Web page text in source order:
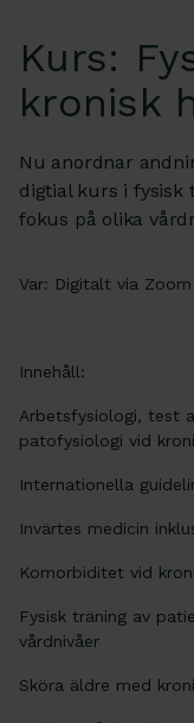
Kurs:
kronisk
Nu anordnar
digtial kurs i fysisk
fokus på olika
Var: Digitalt via Zoom
Innehåll:
Arbetsfysiologi, test
patofysiologi vid
Internationella
Invärtes medicin
Komorbiditet vid
Fysisk träning av
vårdnivåer
Sköra äldre med